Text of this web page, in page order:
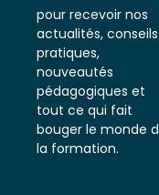
notre newsletter
pour recevoir nos
actualités, conseils
pratiques,
nouveautés
pédagogiques et
tout ce qui fait
bouger le monde de